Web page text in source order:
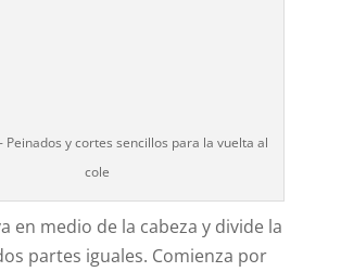
Peinados y cortes sencillos para la vuelta al
cole
en medio de la cabeza y divide la
partes iguales. Comienza por